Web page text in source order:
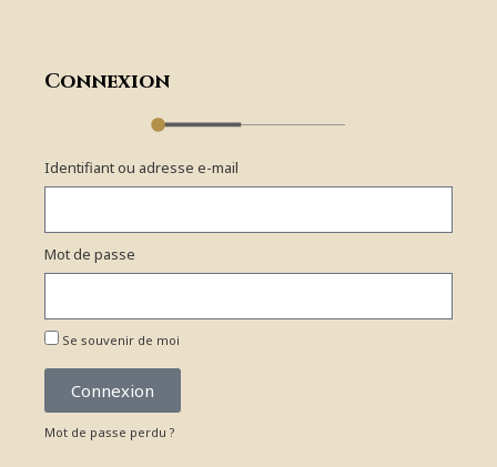
Connexion
Identifiant ou adresse e-mail
Mot de passe
Se souvenir de moi
Connexion
Mot de passe perdu ?